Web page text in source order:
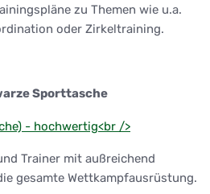
zu Themen wie u.a.
oder Zirkeltraining.
Sporttasche
Trainer mit außreichend
gesamte Wettkampfausrüstung.